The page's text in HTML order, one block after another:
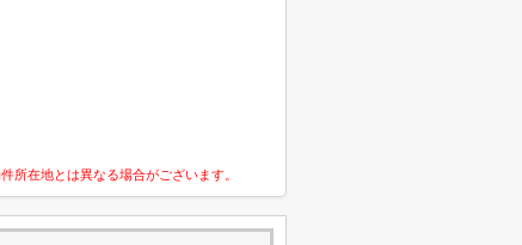
所在地とは異なる場合がございます。